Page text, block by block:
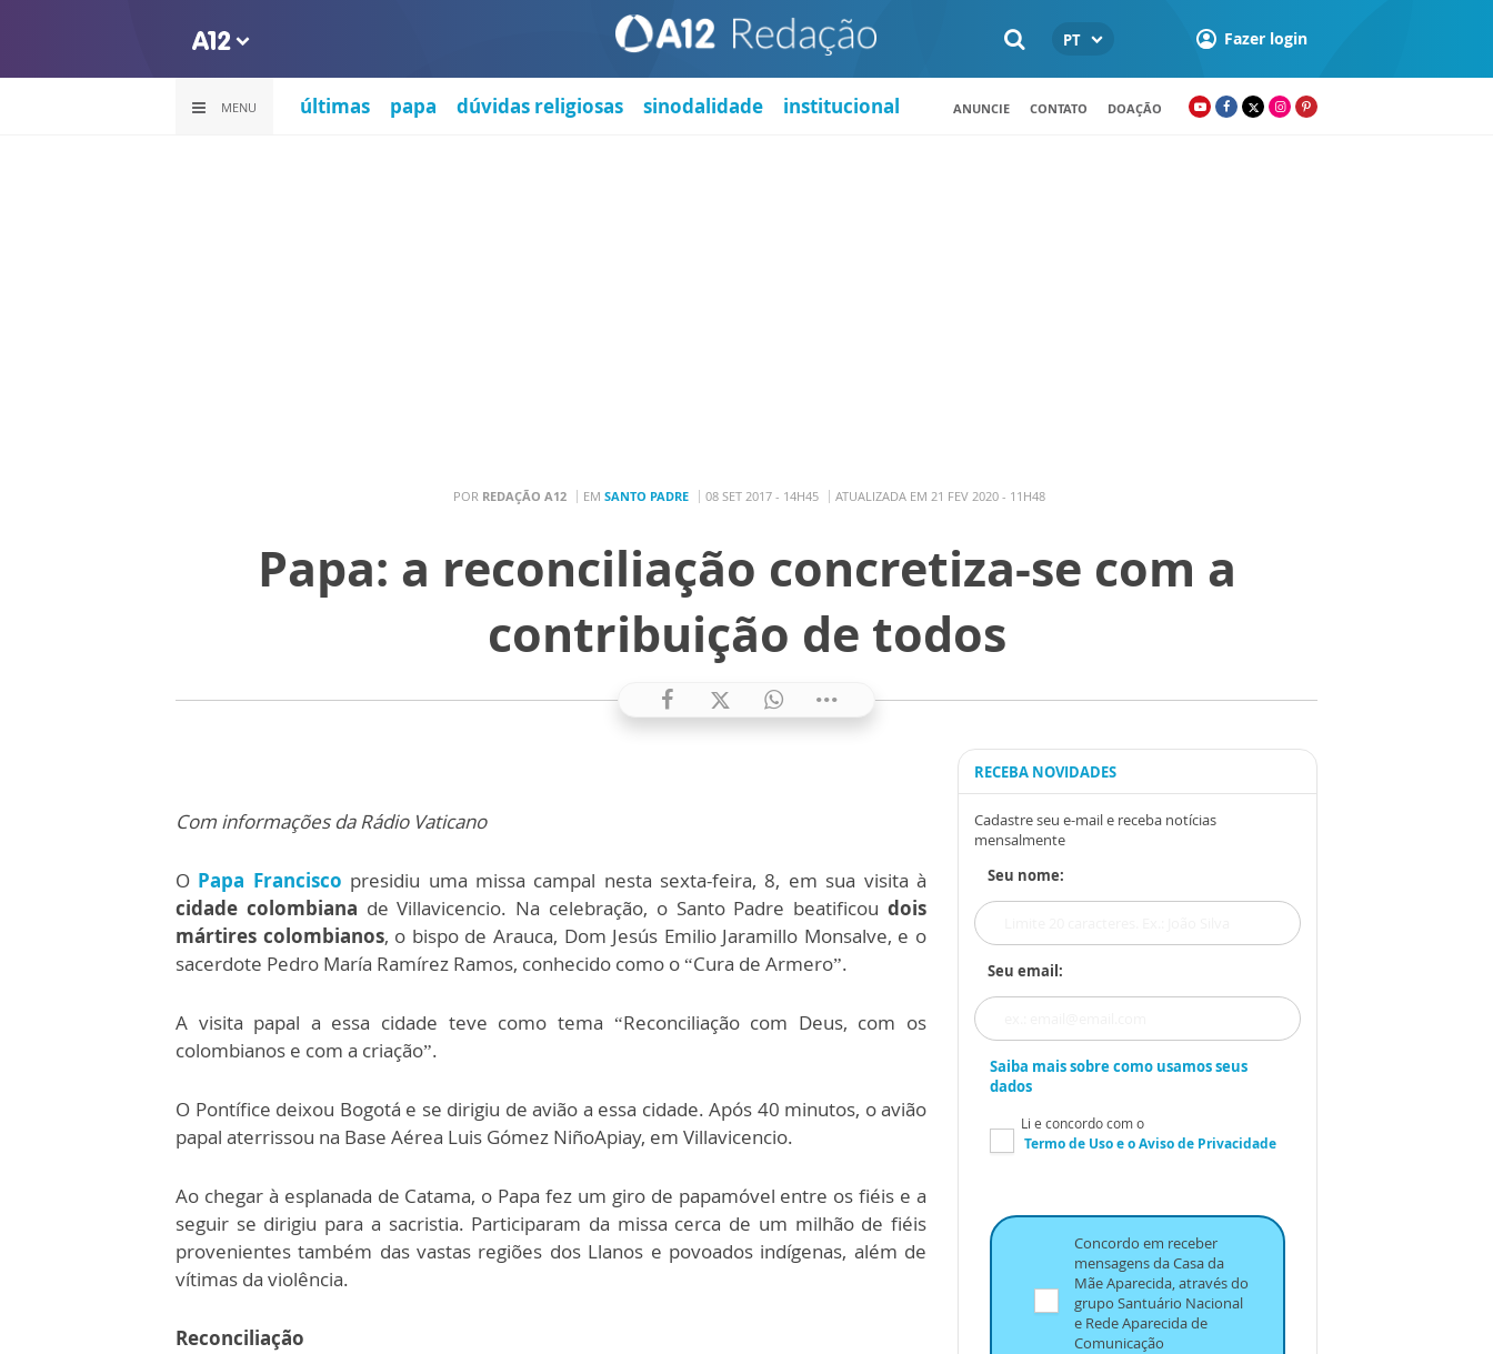
PT Fazer login
MENU últimas papa dúvidas religiosas sinodalidade institucional ANUNCIE CONTATO DOAÇÃO
POR REDAÇÃO A12 EM SANTO PADRE 08 SET 2017 - 14H45 ATUALIZADA EM 21 FEV 2020 - 11H48
Papa: a reconciliação concretiza-se com a
contribuição de todos
Com informações da Rádio Vaticano
O Papa Francisco presidiu uma missa campal nesta sexta-feira, 8, em sua visita à
cidade colombiana de Villavicencio. Na celebração, o Santo Padre beatificou dois
mártires colombianos, o bispo de Arauca, Dom Jesús Emilio Jaramillo Monsalve, e o
sacerdote Pedro María Ramírez Ramos, conhecido como o “Cura de Armero”.
A visita papal a essa cidade teve como tema “Reconciliação com Deus, com os
colombianos e com a criação”.
O Pontífice deixou Bogotá e se dirigiu de avião a essa cidade. Após 40 minutos, o avião
papal aterrissou na Base Aérea Luis Gómez NiñoApiay, em Villavicencio.
Ao chegar à esplanada de Catama, o Papa fez um giro de papamóvel entre os fiéis e a
seguir se dirigiu para a sacristia. Participaram da missa cerca de um milhão de fiéis
provenientes também das vastas regiões dos Llanos e povoados indígenas, além de
vítimas da violência.
Reconciliação
RECEBA NOVIDADES
Cadastre seu e-mail e receba notícias
mensalmente
Seu nome:
Seu email:
Saiba mais sobre como usamos seus
dados
Li e concordo com o
Termo de Usoe oAviso de Privacidade
Concordo em receber
mensagens da Casa da
Mãe Aparecida, através do
grupo Santuário Nacional
e Rede Aparecida de
Comunicação